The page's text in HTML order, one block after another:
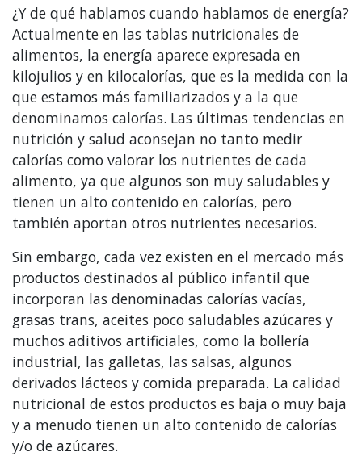
¿Y de qué hablamos cuando hablamos de energía?
Actualmente en las tablas nutricionales de
alimentos, la energía aparece expresada en
kilojulios y en kilocalorías, que es la medida con la
que estamos más familiarizados y a la que
denominamos calorías. Las últimas tendencias en
nutrición y salud aconsejan no tanto medir
calorías como valorar los nutrientes de cada
alimento, ya que algunos son muy saludables y
tienen un alto contenido en calorías, pero
también aportan otros nutrientes necesarios.
Sin embargo, cada vez existen en el mercado más
productos destinados al público infantil que
incorporan las denominadas calorías vacías,
grasas trans, aceites poco saludables azúcares y
muchos aditivos artificiales, como la bollería
industrial, las galletas, las salsas, algunos
derivados lácteos y comida preparada. La calidad
nutricional de estos productos es baja o muy baja
y a menudo tienen un alto contenido de calorías
y/o de azúcares.